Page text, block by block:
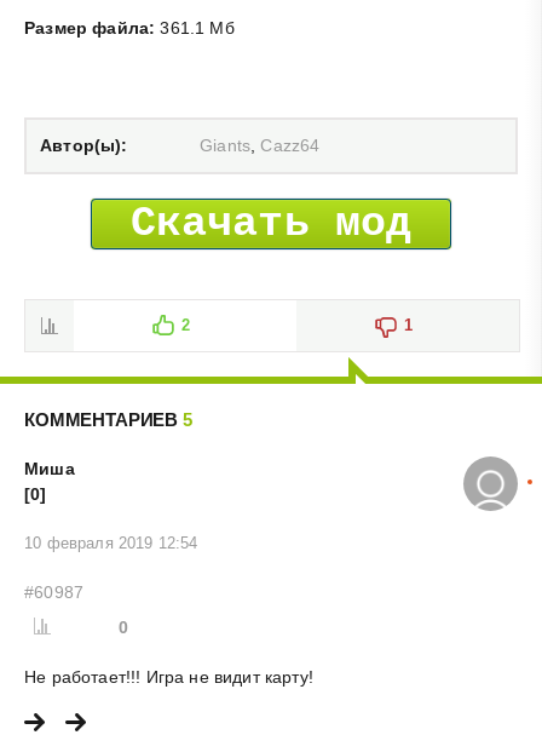
Размер файла: 361.1 Мб
Автор(ы): Giants ,Cazz64
Скачать мод
2 1
КОММЕНТАРИЕВ 5
Миша
[0]
10 февраля 2019 12:54
#60987
0
Не работает!!! Игра не видит карту!